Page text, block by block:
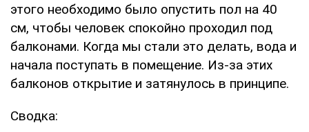
этого необходимо было опустить пол на 40
см, чтобы человек спокойно проходил под
балконами. Когда мы стали это делать, вода и
начала поступать в помещение. Из-за этих
балконов открытие и затянулось в принципе.
Сводка: